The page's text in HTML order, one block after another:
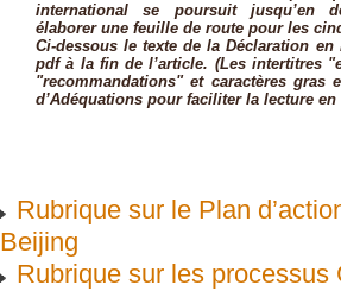
international se poursuit jusqu’en
élaborer une feuille de route pour les
Ci-dessous le texte de la Déclaration
pdf à la fin de l’article. (Les intertitres
"recommandations" et caractères gras
d’Adéquations pour faciliter la lecture en
Rubrique sur le Plan
Beijing
Rubrique sur les processus